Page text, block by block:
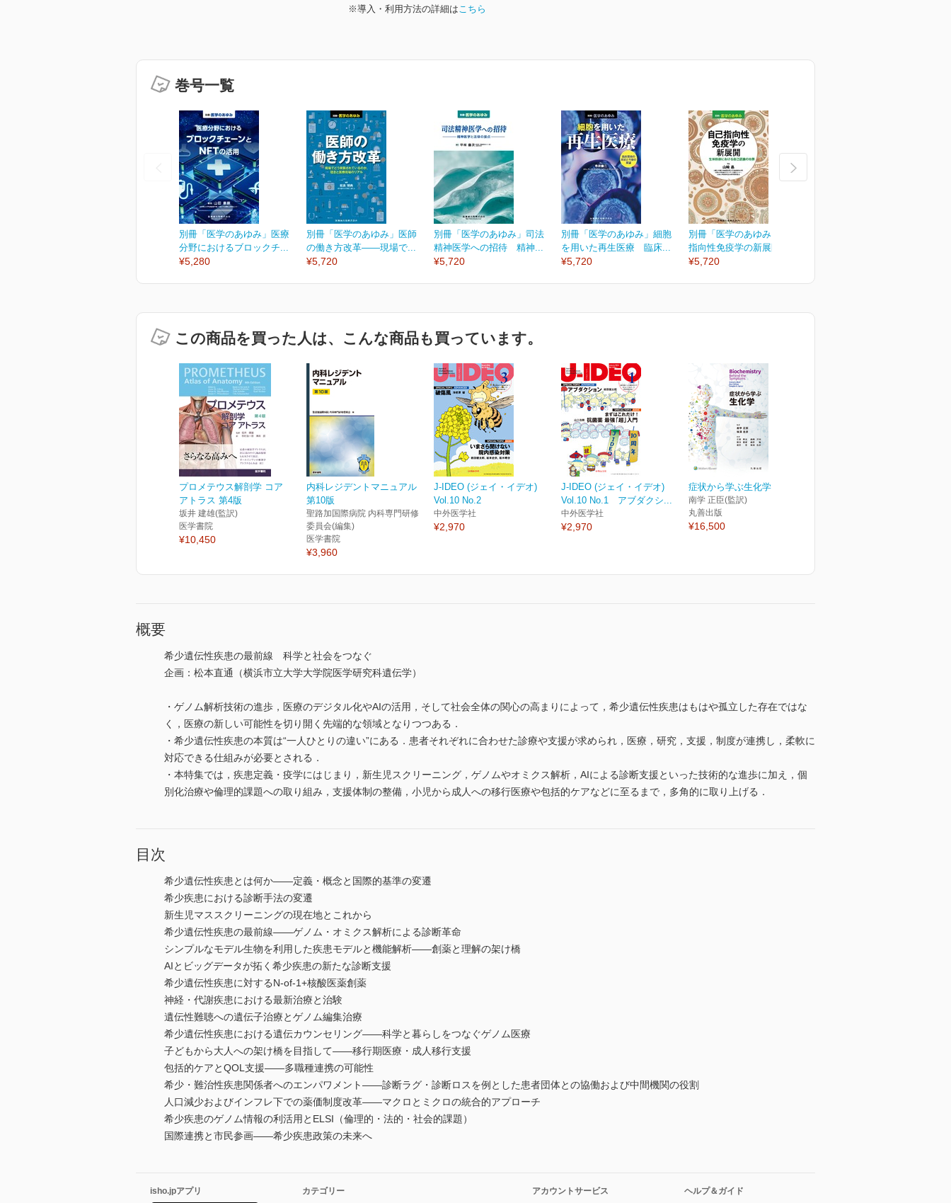
※導入・利用方法の詳細はこちら
巻号一覧
別冊「医学のあゆみ」医療
分野におけるブロックチ...
¥5,280
別冊「医学のあゆみ」医師
の働き方改革――現場で...
¥5,720
別冊「医学のあゆみ」司法
精神医学への招待 精神...
¥5,720
別冊「医学のあゆみ」細胞
を用いた再生医療 臨床...
¥5,720
別冊「医学のあゆみ」自己
指向性免疫学の新展開...
¥5,720
この商品を買った人は、こんな商品も買っています。
プロメテウス解剖学 コア
アトラス 第4版
坂井 建雄(監訳)
医学書院
¥10,450
内科レジデントマニュアル
第10版
聖路加国際病院 内科専門研修
委員会(編集)
医学書院
¥3,960
J-IDEO (ジェイ・イデオ)
Vol.10 No.2
中外医学社
¥2,970
J-IDEO (ジェイ・イデオ)
Vol.10 No.1 アブダクシ...
中外医学社
¥2,970
症状から学ぶ生化学
南学 正臣(監訳)
丸善出版
¥16,500
概要
希少遺伝性疾患の最前線 科学と社会をつなぐ
企画：松本直通（横浜市立大学大学院医学研究科遺伝学）
・ゲノム解析技術の進歩，医療のデジタル化やAIの活用，そして社会全体の関心の高まりによって，希少遺伝性疾患はもはや孤立した存在ではな
く，医療の新しい可能性を切り開く先端的な領域となりつつある．
・希少遺伝性疾患の本質は“一人ひとりの違い”にある．患者それぞれに合わせた診療や支援が求められ，医療，研究，支援，制度が連携し，柔軟に
対応できる仕組みが必要とされる．
・本特集では，疾患定義・疫学にはじまり，新生児スクリーニング，ゲノムやオミクス解析，AIによる診断支援といった技術的な進歩に加え，個
別化治療や倫理的課題への取り組み，支援体制の整備，小児から成人への移行医療や包括的ケアなどに至るまで，多角的に取り上げる．
目次
希少遺伝性疾患とは何か――定義・概念と国際的基準の変遷
希少疾患における診断手法の変遷
新生児マススクリーニングの現在地とこれから
希少遺伝性疾患の最前線――ゲノム・オミクス解析による診断革命
シンプルなモデル生物を利用した疾患モデルと機能解析――創薬と理解の架け橋
AIとビッグデータが拓く希少疾患の新たな診断支援
希少遺伝性疾患に対するN-of-1+核酸医薬創薬
神経・代謝疾患における最新治療と治験
遺伝性難聴への遺伝子治療とゲノム編集治療
希少遺伝性疾患における遺伝カウンセリング――科学と暮らしをつなぐゲノム医療
子どもから大人への架け橋を目指して――移行期医療・成人移行支援
包括的ケアとQOL支援――多職種連携の可能性
希少・難治性疾患関係者へのエンパワメント――診断ラグ・診断ロスを例とした患者団体との協働および中間機関の役割
人口減少およびインフレ下での薬価制度改革――マクロとミクロの統合的アプローチ
希少疾患のゲノム情報の利活用とELSI（倫理的・法的・社会的課題）
国際連携と市民参画――希少疾患政策の未来へ
isho.jpアプリ カテゴリー アカウントサービス ヘルプ＆ガイド